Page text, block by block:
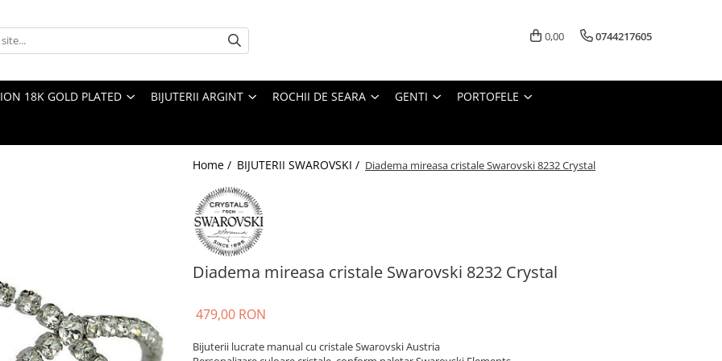
0,00 0744217605
18K GOLD PLATED BIJUTERII ARGINT ROCHII DE SEARA GENTI PORTOFELE
Home / BIJUTERII SWAROVSKI / Diadema mireasa cristale Swarovski 8232 Crystal
Diadema mireasa cristale Swarovski 8232 Crystal
479,00 RON
Bijuterii lucrate manual cu cristale Swarovski Austria